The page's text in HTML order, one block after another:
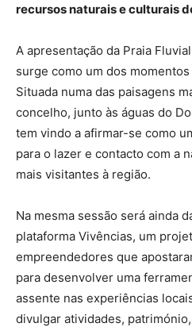
recursos naturais e culturais
A apresentação da Praia
surge como um dos
Situada numa das paisagens
concelho, junto às águas do
tem vindo a afirmar-se como
para o lazer e contacto com a
mais visitantes à região.
Na mesma sessão será ainda
plataforma Vivências, um
empreendedores que
para desenvolver uma
assente nas experiências
divulgar atividades,